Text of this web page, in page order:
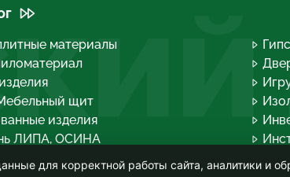
материалы
щит
изделия
ЛИПА, ОСИНА
для корректной работы сайта, аналитики и